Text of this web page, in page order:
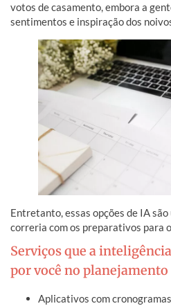
votos de casamento, embora a
sentimentos e inspiração dos
Entretanto, essas opções de IA
correria com os preparativos para
Serviços que a
por você no planejamento
Aplicativos com